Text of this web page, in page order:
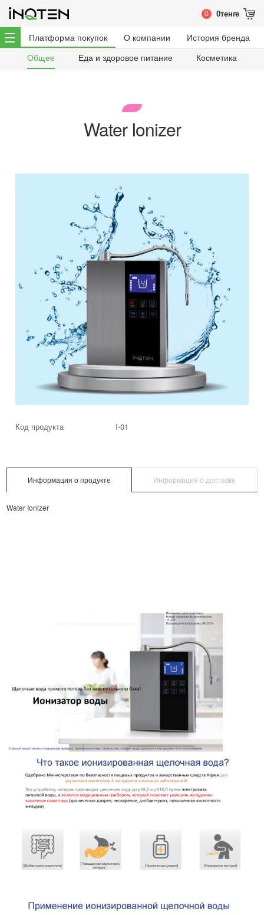
Платформа покупок О компании История бренда
0 0тенге
Общее Еда и здоровое питание Косметика
Water Ionizer
Код продукта I-01
Информация о продукте Информация о доставке
Water Ionizer